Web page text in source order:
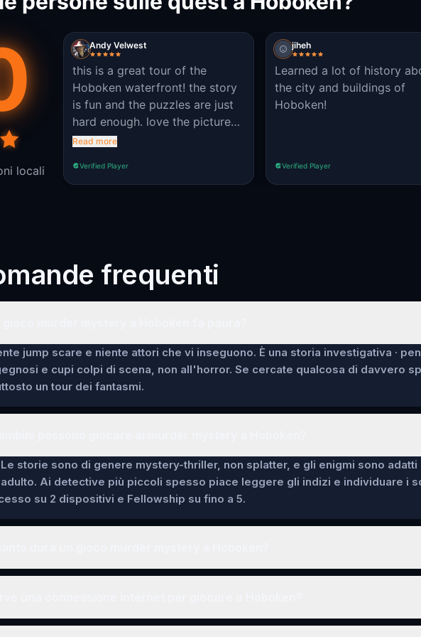
locali
Andy Velwest
this is a great tour of the
Hoboken waterfront! the story
is fun and the puzzles are just
hard enough. love the picture
directions and the route advice
Read more
Verified Player
jiheh
Learned a lot of history
the city and buildings of
Hoboken!
Verified Player
frequenti
jump scare e niente attori che vi inseguono. È una storia investigativa ·
e cupi colpi di scena, non all'horror. Se cercate qualcosa di davvero
un tour dei fantasmi.
Le storie sono di genere mystery-thriller, non splatter, e gli enigmi sono adatti
adulto. Ai detective più piccoli spesso piace leggere gli indizi e individuare i
su 2 dispositivi e Fellowship su fino a 5.